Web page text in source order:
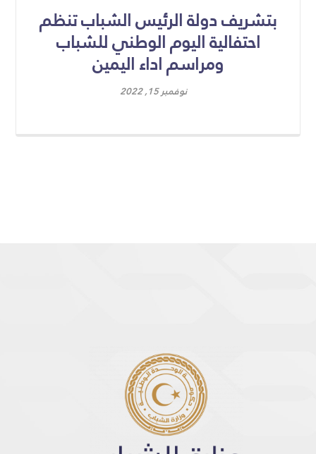
بتشريف دولة الرئيس الشباب تنظم
احتفالية اليوم الوطني للشباب
ومراسم اداء اليمين
نوفمبر 15, 2022